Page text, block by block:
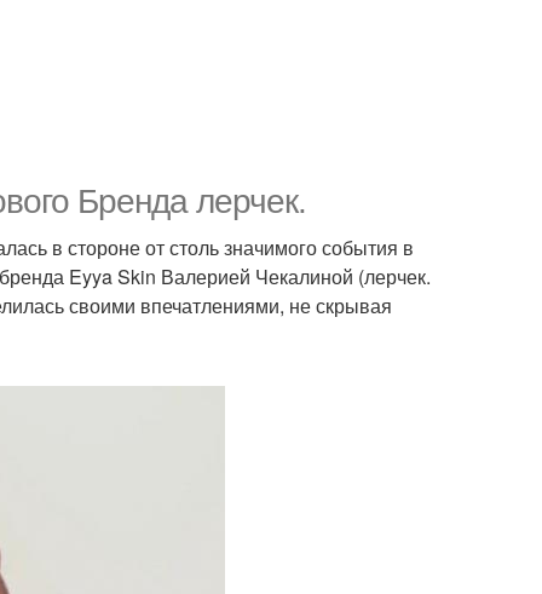
Бренда лерчек.
в стороне от столь значимого события в
Eyya Skin Валерией Чекалиной (лерчек.
своими впечатлениями, не скрывая